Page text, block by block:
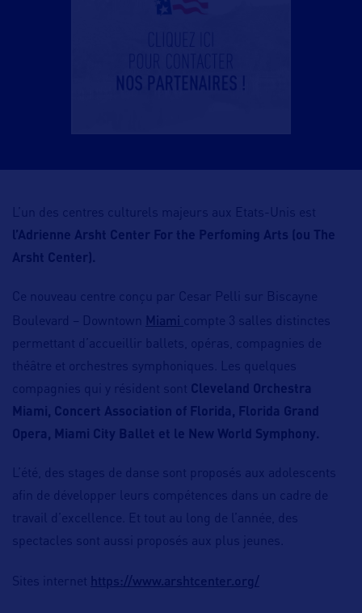
L’un des centres culturels majeurs aux Etats-Unis est
l’Adrienne Arsht Center For the Perfoming Arts (ou The
Arsht Center).
Ce nouveau centre conçu par Cesar Pelli sur Biscayne
Boulevard – Downtown Miami compte 3 salles distinctes
permettant d’accueillir ballets, opéras, compagnies de
théâtre et orchestres symphoniques. Les quelques
compagnies qui y résident sont Cleveland Orchestra
Miami, Concert Association of Florida, Florida Grand
Opera, Miami City Ballet et le New World Symphony.
L’été, des stages de danse sont proposés aux adolescents
afin de développer leurs compétences dans un cadre de
travail d’excellence. Et tout au long de l’année, des
spectacles sont aussi proposés aux plus jeunes.
Sites internet https://www.arshtcenter.org/